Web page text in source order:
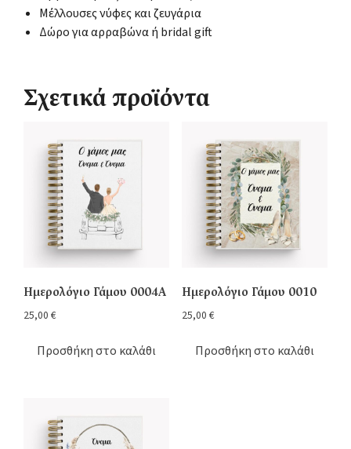
Μέλλουσες νύφες και ζευγάρια
Δώρο για αρραβώνα ή bridal gift
Σχετικά προϊόντα
Ημερολόγιο Γάμου 0004A
25,00 €
Προσθήκη στο καλάθι
Ημερολόγιο Γάμου 0010
25,00 €
Προσθήκη στο καλάθι